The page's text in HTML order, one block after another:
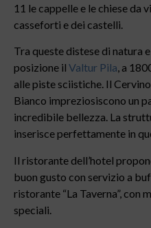
11 le cappelle e le chiese da
casseforti e dei castelli.
Tra queste distese di natura
posizione il Valtur Pila, a
alle piste sciistiche. Il
Bianco impreziosiscono un
incredibile bellezza. La
inserisce perfettamente in
Il ristorante dell’hotel
buon gusto con servizio a
ristorante “La Taverna”, con
speciali.